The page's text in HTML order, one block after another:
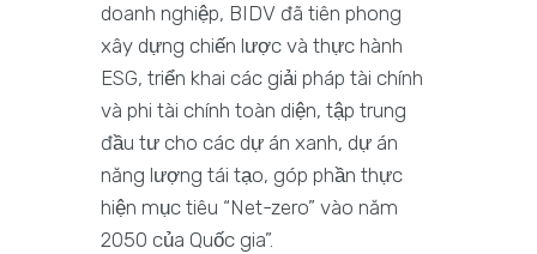
doanh nghiệp, BIDV đã tiên phong
xây dựng chiến lược và thực hành
ESG, triển khai các giải pháp tài chính
và phi tài chính toàn diện, tập trung
đầu tư cho các dự án xanh, dự án
năng lượng tái tạo, góp phần thực
hiện mục tiêu “Net-zero” vào năm
2050 của Quốc gia”.